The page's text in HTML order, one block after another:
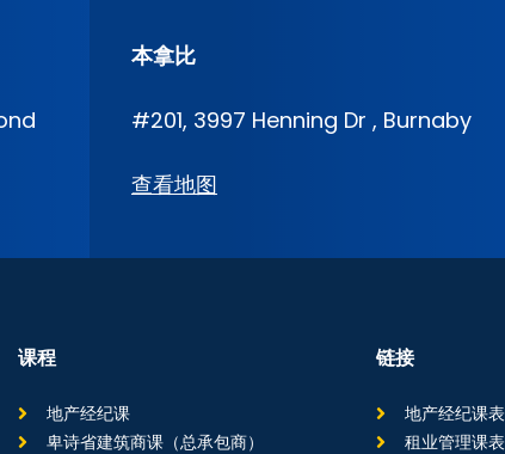
本拿比
#201, 3997 Henning Dr , Burnaby
查看地图
课程
地产经纪课
卑诗省建筑商课（总承包商）
链接
地产经纪课表
租业管理课表